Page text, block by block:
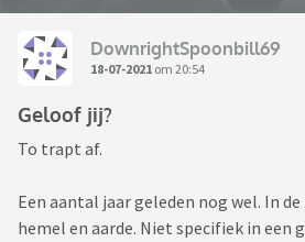
DownrightSpoonbill69
18-07-2021 om 20:54
Geloof jij?
To trapt af.
Een aantal jaar geleden nog wel. In
hemel en aarde. Niet specifiek in een